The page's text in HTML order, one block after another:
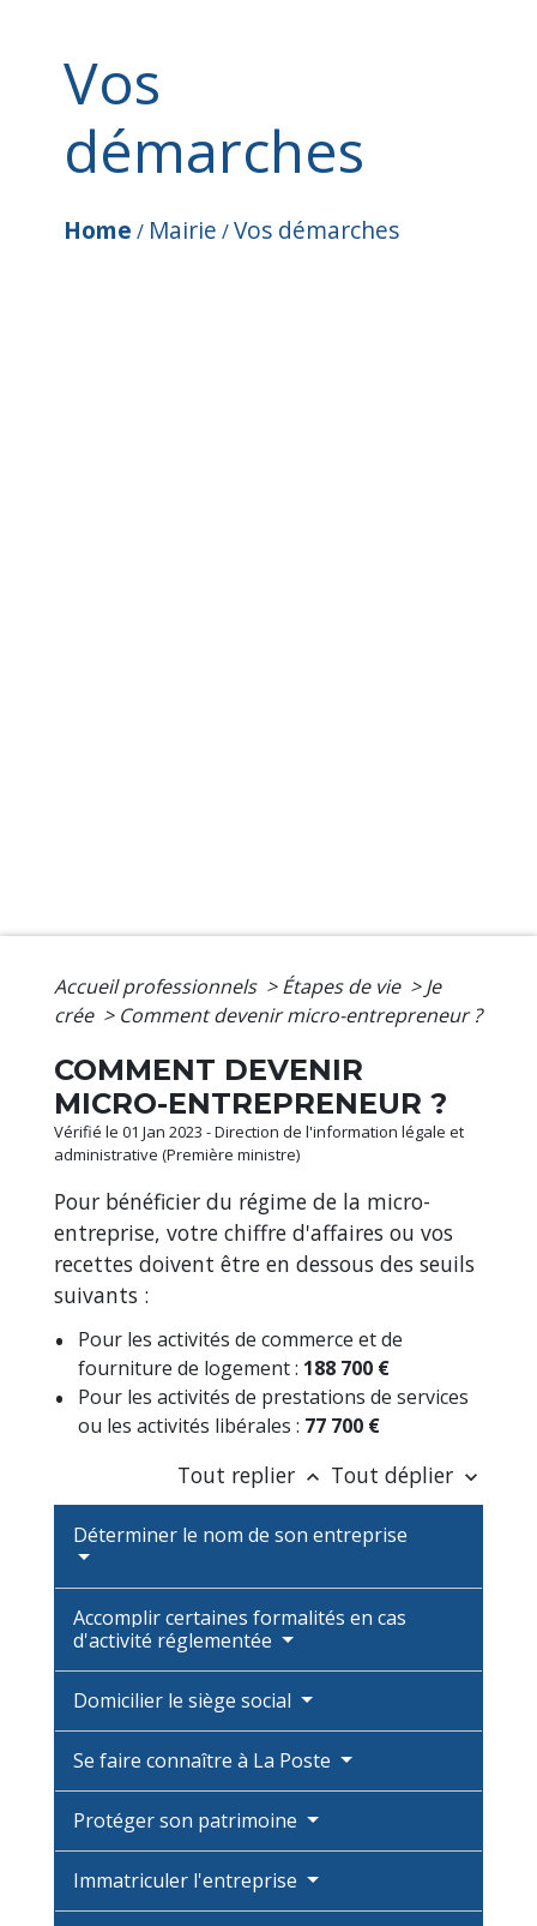
Vos
démarches
Home / Mairie /Vos démarches
Accueil professionnels > Étapes de vie > Je
crée > Comment devenir micro-entrepreneur ?
COMMENT DEVENIR
MICRO-ENTREPRENEUR ?
Vérifié le 01 Jan 2023 - Direction de l'information légale et
administrative (Première ministre)
Pour bénéficier du régime de la micro-
entreprise, votre chiffre d'affaires ou vos
recettes doivent être en dessous des seuils
suivants :
Pour les activités de commerce et de
fourniture de logement : 188 700 €
Pour les activités de prestations de services
ou les activités libérales : 77 700 €
Tout replier keyboard_arrow_up Tout déplier keyboard_arrow_down
Déterminer le nom de son entreprise
Accomplir certaines formalités en cas
d'activité réglementée
Domicilier le siège social
Se faire connaître à La Poste
Protéger son patrimoine
Immatriculer l'entreprise